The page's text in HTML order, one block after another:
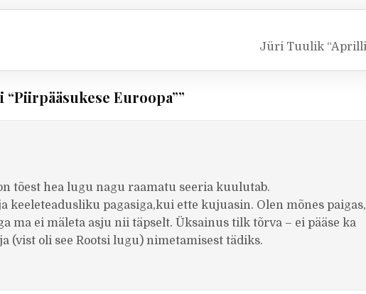
Jüri Tuulik
“Piirpääsukese Euroopa””
tõest hea lugu nagu raamatu seeria kuulutab.
keeleteadusliku pagasiga,kui ette kujuasin. Olen mõnes paigas,
ma ei mäleta asju nii täpselt. Üksainus tilk tõrva – ei pääse ka
(vist oli see Rootsi lugu) nimetamisest tädiks.